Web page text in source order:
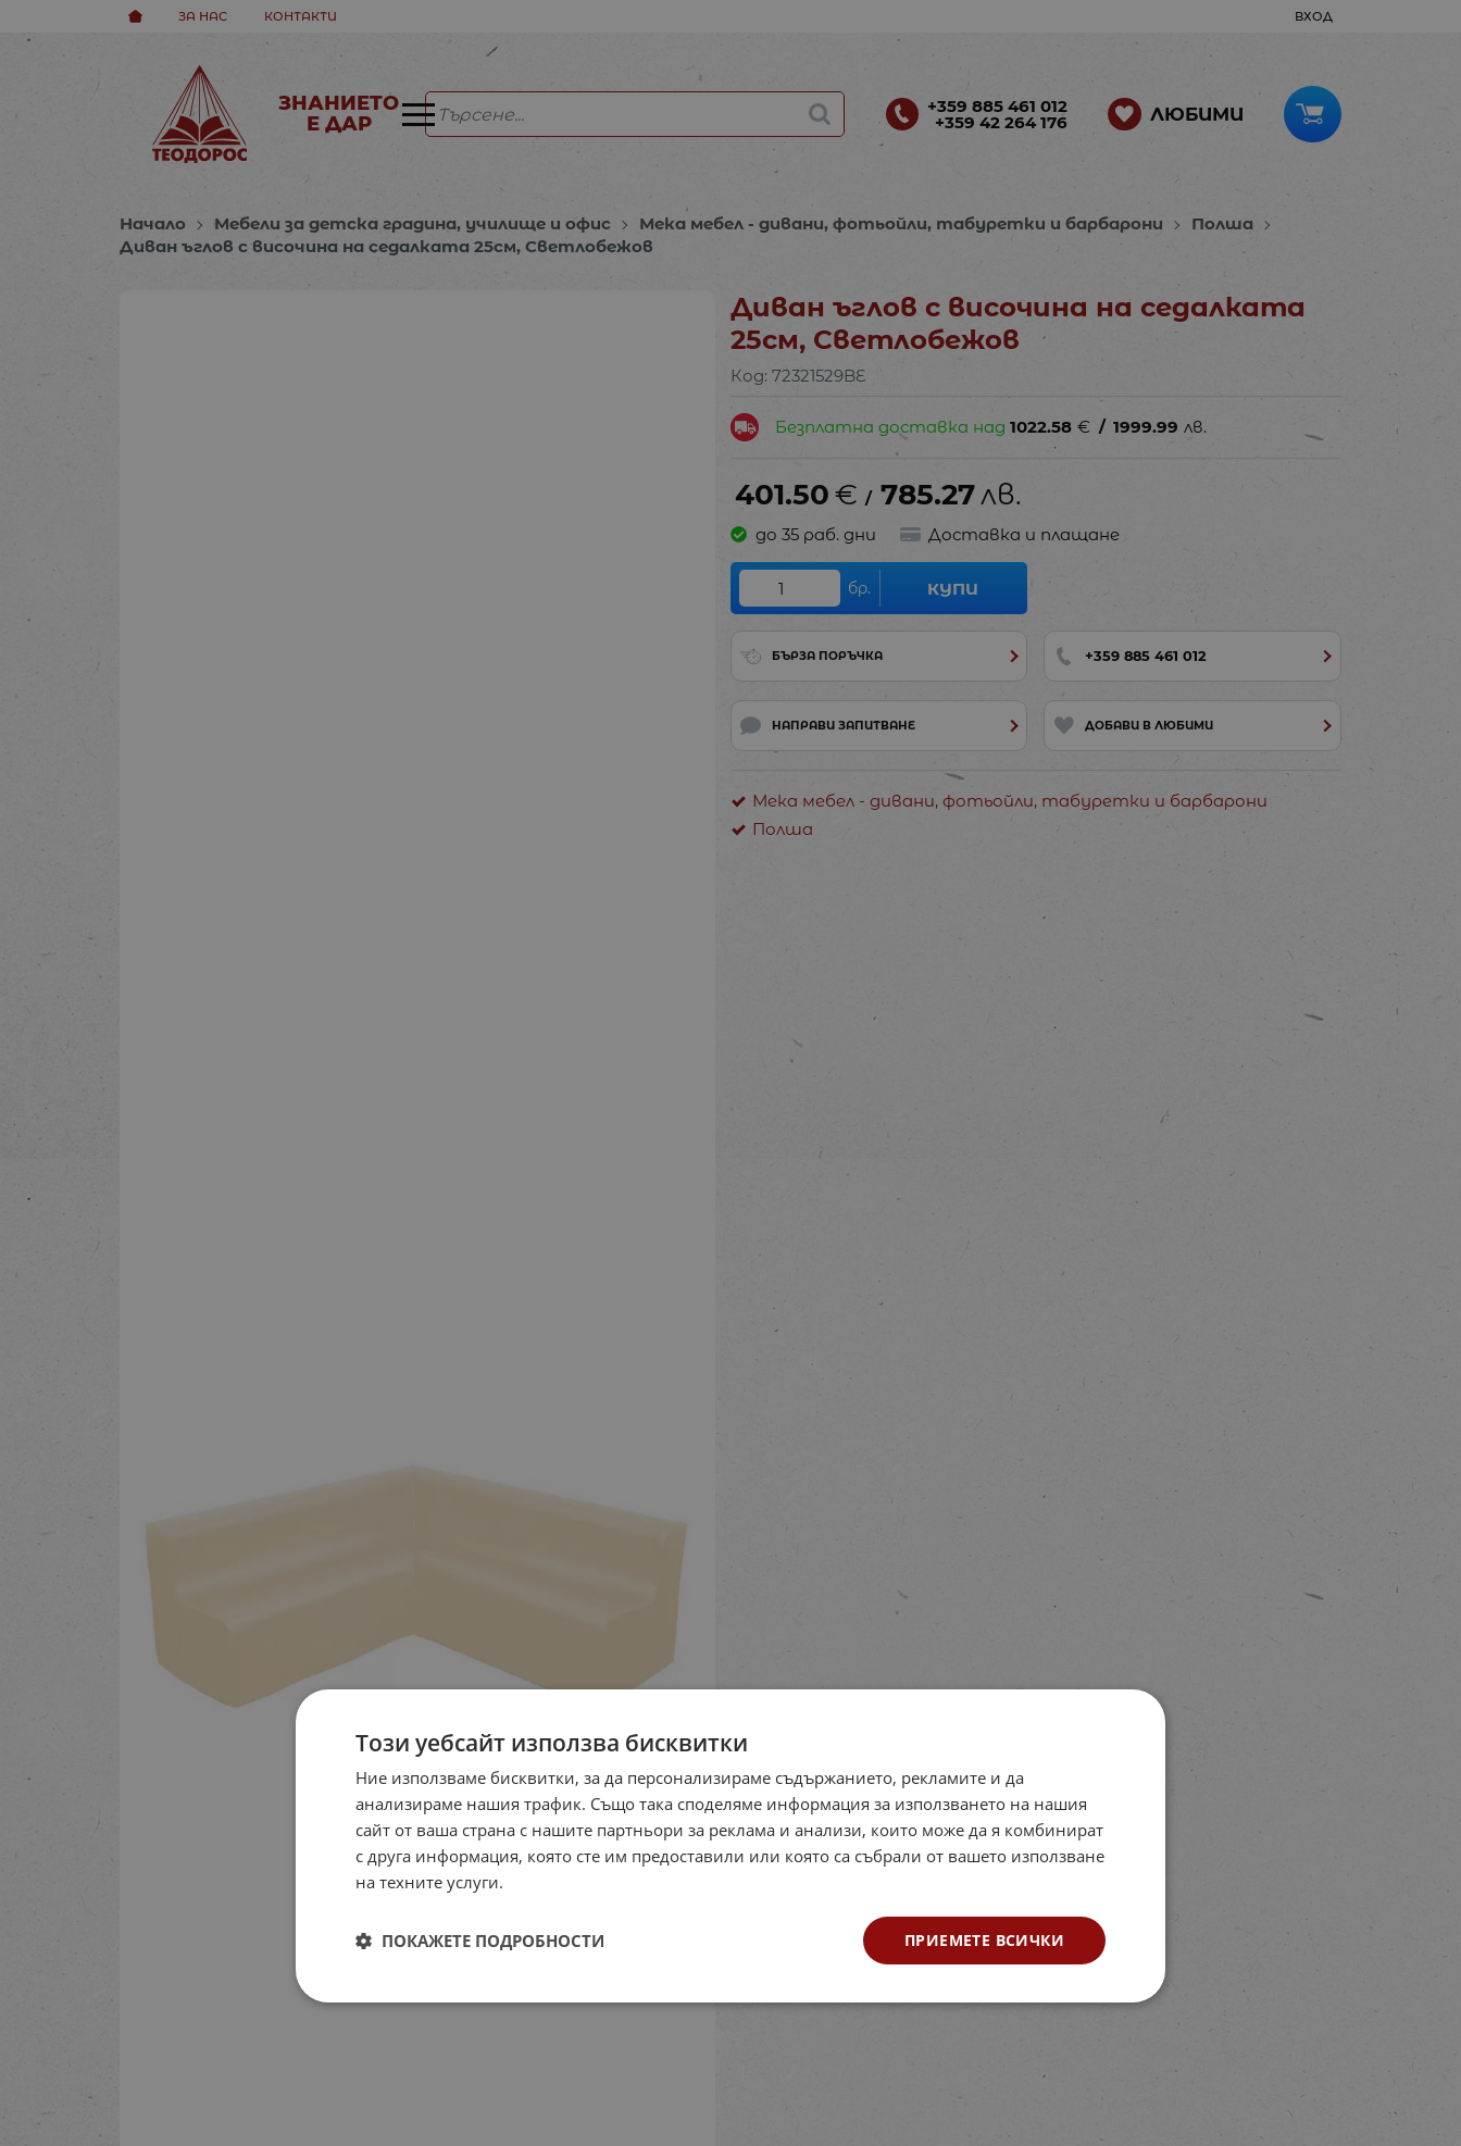
ЗА НАС КОНТАКТИ ВХОД
ЗНАНИЕТО
Е ДАР
+359 885 461 012
+359 42 264 176 ЛЮБИМИ
Начало Мебели за детска градина, училище и офис Мека мебел - дивани, фотьойли, табуретки и барбарони
Полша
Диван ъглов с височина на седалката 25см, Светлобежов
Диван ъглов с височина на седалката
25см, Светлобежов
Код: 72321529BE
Безплатна доставка над1022.58 € / 1999.99 лв.
401.50€ / 785.27лв.
до 35 раб. дни Доставка и плащане
бр. КУПИ
БЪРЗА ПОРЪЧКА +359 885 461 012
НАПРАВИ ЗАПИТВАНЕ ДОБАВИ В ЛЮБИМИ
Мека мебел - дивани, фотьойли, табуретки и барбарони
Полша
Този уебсайт използва бисквитки
Ние използваме бисквитки, за да персонализираме съдържанието, рекламите и да
анализираме нашия трафик. Също така споделяме информация за използването на нашия
сайт от ваша страна с нашите партньори за реклама и анализи, които може да я комбинират
с друга информация, която сте им предоставили или която са събрали от вашето използване
на техните услуги.
ПРИЕМЕТЕ ВСИЧКИ
ПОКАЖЕТЕ ПОДРОБНОСТИ